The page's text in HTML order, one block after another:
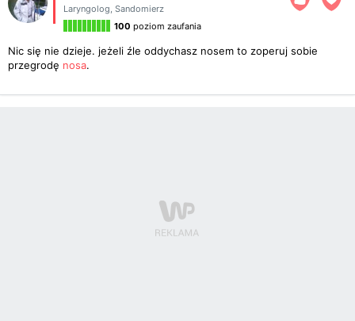
Laryngolog, Sandomierz
100 poziom zaufania
Nic się nie dzieje. jeżeli źle oddychasz nosem to zoperuj sobie
przegrodę nosa.